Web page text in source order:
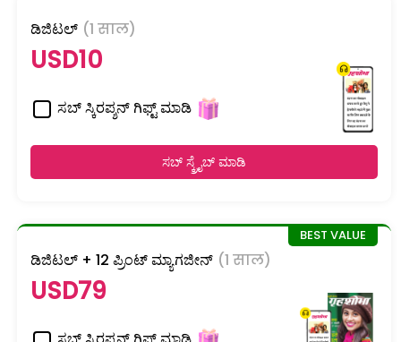
ಡಿಜಿಟಲ್ (1 साल)
USD10
ಸಬ್ ಸ್ಕಿರಪ್ಶನ್ ಗಿಫ್ಟ್ ಮಾಡಿ
ಸಬ್ ಸ್ಕ್ರೈಬ್ ಮಾಡಿ
ಡಿಜಿಟಲ್ + 12 ಪ್ರಿಂಟ್ ಮ್ಯಾಗಜೀನ್ (1 साल)
USD79